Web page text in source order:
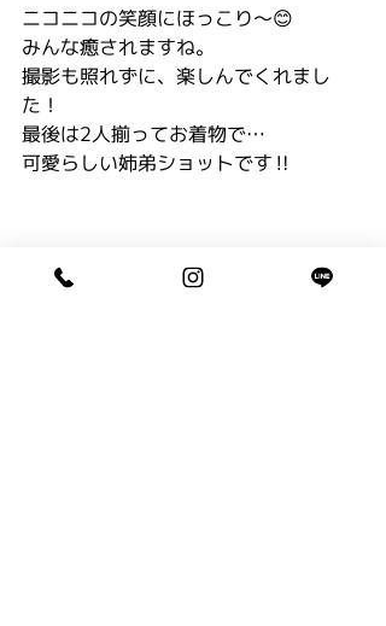
ニコニコの笑顔にほっこり〜😊
みんな癒されますね。
撮影も照れずに、楽しんでくれまし
た！
最後は2人揃ってお着物で…
可愛らしい姉弟ショットです‼️